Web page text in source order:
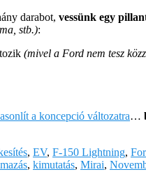
darabot, vessünk egy
stb.):
(mivel a Ford nem tesz
a koncepció változatra…
, EV, F-150 Lightning,
, kimutatás, Mirai,